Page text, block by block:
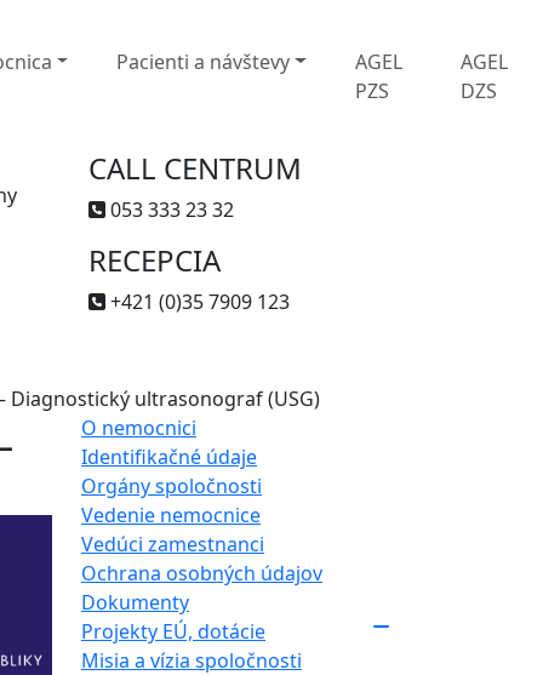
Pacienti a návštevy
AGEL
PZS
AGEL
DZS
CALL CENTRUM
053 333 23 32
RECEPCIA
+421 (0)35 7909 123
Diagnostický ultrasonograf (USG)
O nemocnici
Identifikačné údaje
Orgány spoločnosti
Vedenie nemocnice
Vedúci zamestnanci
Ochrana osobných údajov
Dokumenty
Projekty EÚ, dotácie
Misia a vízia spoločnosti